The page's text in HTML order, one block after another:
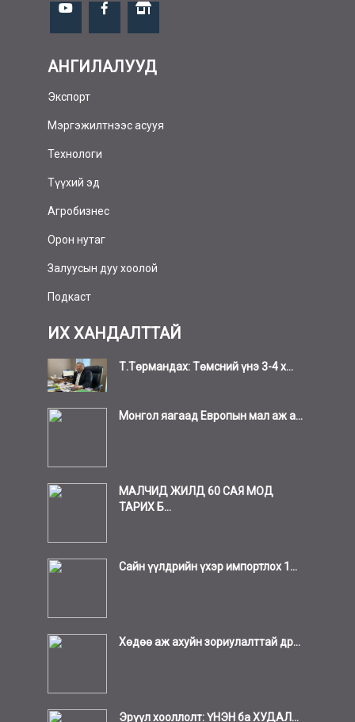
АНГИЛАЛУУД
Экспорт
Мэргэжилтнээс асууя
Технологи
Түүхий эд
Агробизнес
Орон нутаг
Залуусын дуу хоолой
Подкаст
ИХ ХАНДАЛТТАЙ
Т.Төрмандах: Төмсний үнэ 3-4 х...
Монгол яагаад Европын мал аж а...
МАЛЧИД ЖИЛД 60 САЯ МОД
ТАРИХ Б...
Сайн үүлдрийн үхэр импортлох 1...
Хөдөө аж ахуйн зориулалттай др...
Эрүүл хооллолт: ҮНЭН ба ХУДАЛ...